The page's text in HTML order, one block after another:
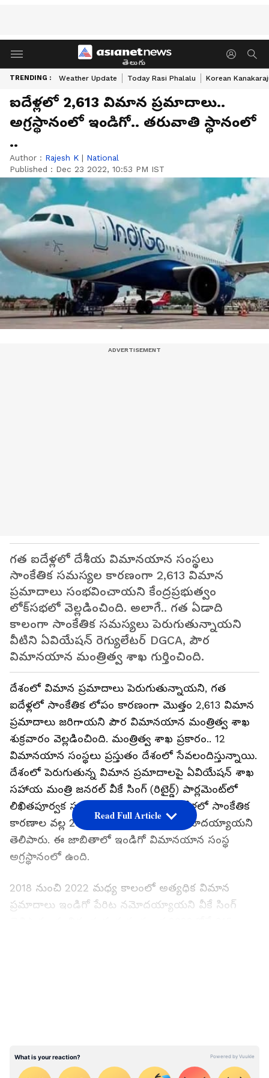
తెలుగు
TRENDING : Weather Update Today Rasi Phalalu Korean
ఐదేళ్లలో 2,613 విమాన ప్రమాదాలు..
అగ్రస్థానంలో ఇండిగో.. తరువాతి స్థానంలో
..
Author : Rajesh K | National
Published : Dec 23 2022, 10:53 PM IST
గత ఐదేళ్లలో దేశీయ విమానయాన సంస్థలు
సాంకేతిక సమస్యల కారణంగా 2,613 విమాన
ప్రమాదాలు సంభవించాయని కేంద్రప్రభుత్వం
లోక్‌సభలో వెల్లడించింది. అలాగే.. గత ఏడాది
కాలంగా సాంకేతిక సమస్యలు పెరుగుతున్నాయని
వీటిని ఏవియేషన్ రెగ్యులేటర్ DGCA, పౌర
విమానయాన మంత్రిత్వ శాఖ గుర్తించింది.
దేశంలో విమాన ప్రమాదాలు పెరుగుతున్నాయని, గత
ఐదేళ్లలో సాంకేతిక లోపం కారణంగా మొత్తం 2,613 విమాన
ప్రమాదాలు జరిగాయని పౌర విమానయాన మంత్రిత్వ శాఖ
శుక్రవారం వెల్లడించింది. మంత్రిత్వ శాఖ ప్రకారం.. 12
విమానయాన సంస్థలు ప్రస్తుతం దేశంలో సేవలందిస్తున్నాయి.
దేశంలో పెరుగుతున్న విమాన ప్రమాదాలపై ఏవియేషన్ శాఖ
సహాయ మంత్రి జనరల్ వీకే సింగ్ (రిటైర్డ్) పార్లమెంట్‌లో
లిఖితపూర్వక సమాధానం ఇస్తూ.. గత ఐదేళ్లలో సాంకేతిక
కారణాల వల్ల 2613 విమాన ప్రమాదాలు నమోదయ్యాయని
తెలిపారు. ఈ జాబితాలో ఇండిగో విమానయాన సంస్థ
అగ్రస్థానంలో ఉంది.
2018 నుంచి 2022 మధ్య కాలంలో అత్యధిక విమాన
ప్రమాదాలు ఇండిగో పేరిట నమోదయ్యాయని వీకే సింగ్
ఎయిర్ ఇండియా 2018 నుంచి 2022 మధ్యకాలంలో 361
సాంకేతిక లోపాలను ఎదుర్కొంది. అయితే ఎయిర్ ఏషియాలో
Read Full Article